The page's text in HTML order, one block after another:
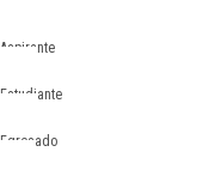
Aspirante
Estudiante
Egresado